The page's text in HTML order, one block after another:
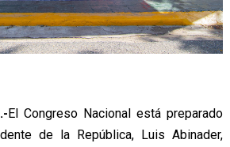
El Congreso Nacional está preparado
de la República, Luis Abinader,